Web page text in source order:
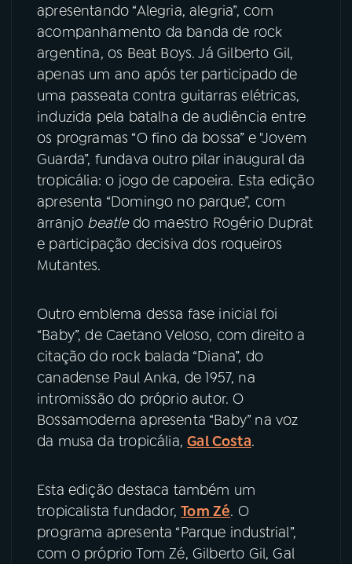
YouTube Facebook
Instagram
apresentando “Alegria, alegria”, com
acompanhamento da banda de rock
argentina, os Beat Boys. Já Gilberto Gil,
apenas um ano após ter participado de
uma passeata contra guitarras elétricas,
induzida pela batalha de audiência entre
os programas “O fino da bossa” e "Jovem
Guarda”, fundava outro pilar inaugural da
tropicália: o jogo de capoeira. Esta edição
apresenta “Domingo no parque”, com
arranjo beatledo maestro Rogério Duprat
e participação decisiva dos roqueiros
Mutantes.
Outro emblema dessa fase inicial foi
“Baby”, de Caetano Veloso, com direito a
citação do rock balada “Diana”, do
canadense Paul Anka, de 1957, na
intromissão do próprio autor. O
Bossamoderna apresenta “Baby” na voz
da musa da tropicália,Gal Costa.
Esta edição destaca também um
tropicalista fundador,Tom Zé. O
programa apresenta “Parque industrial”,
com o próprio Tom Zé, Gilberto Gil, Gal